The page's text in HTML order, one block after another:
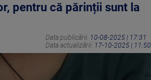
pentru că părinții sunt la
Data publicării: 10-08-2025 | 17:31
Data actualizării: 17-10-2025 | 11:50